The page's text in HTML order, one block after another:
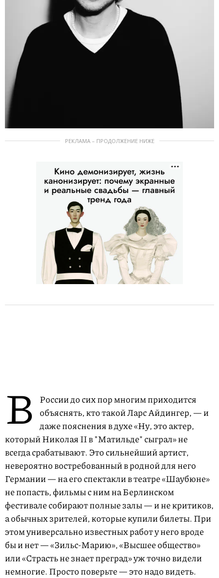
РЕКЛАМА – ПРОДОЛЖЕНИЕ НИЖЕ
В
России до сих пор многим приходится
объяснять, кто такой Ларс Айдингер, — и
даже пояснения в духе «Ну, это актер,
который Николая II в "Матильде" сыграл» не
всегда срабатывают. Это сильнейший артист,
невероятно востребованный в родной для него
Германии — на его спектакли в театре «Шаубюне»
не попасть, фильмы с ним на Берлинском
фестивале собирают полные залы — и не критиков,
а обычных зрителей, которые купили билеты. При
этом универсально известных работ у него вроде
бы и нет — «Зильс-Марию», «Высшее общество»
или «Страсть не знает преград» уж точно видели
немногие. Просто поверьте — это надо видеть.